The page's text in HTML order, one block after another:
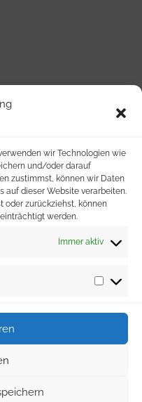
wir Technologien wie
und/oder darauf
zustimmst, können wir Daten
auf dieser Website verarbeiten.
oder zurückziehst, können
werden.
Immer aktiv